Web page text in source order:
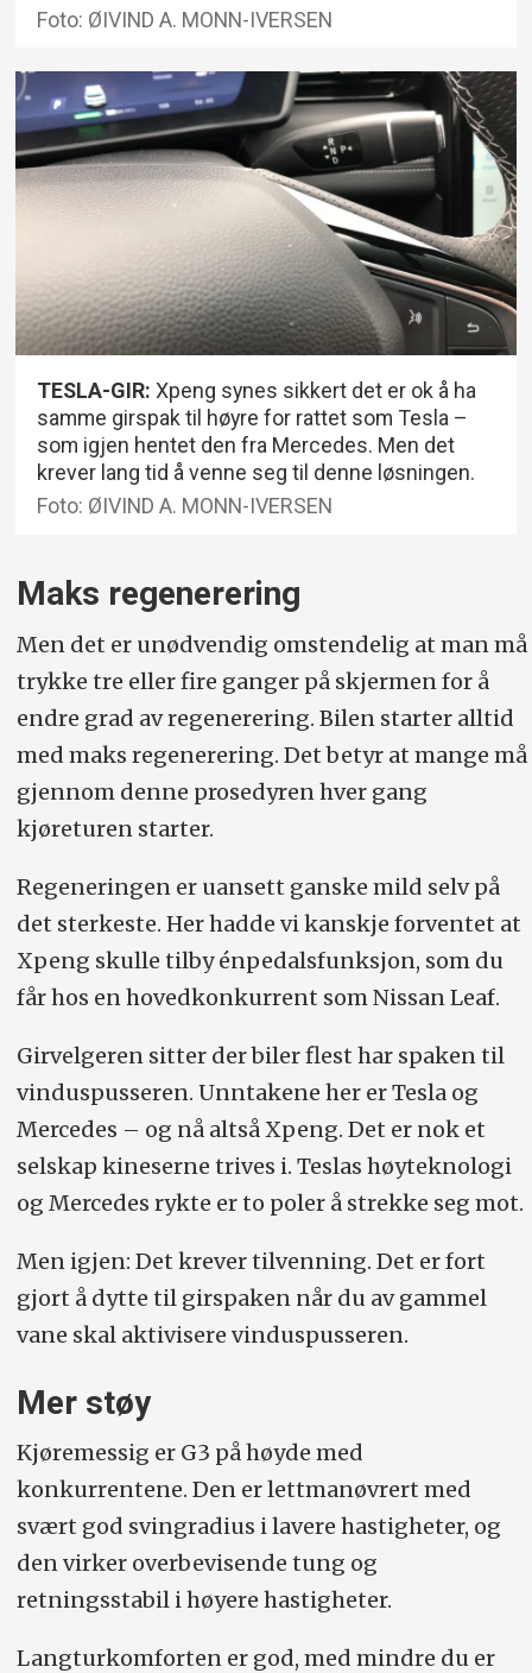
Foto: ØIVIND A. MONN-IVERSEN
TESLA-GIR: Xpeng synes sikkert det er ok å ha
samme girspak til høyre for rattet som Tesla –
som igjen hentet den fra Mercedes. Men det
krever lang tid å venne seg til denne løsningen.
Foto: ØIVIND A. MONN-IVERSEN
Maks regenerering
Men det er unødvendig omstendelig at man må
trykke tre eller fire ganger på skjermen for å
endre grad av regenerering. Bilen starter alltid
med maks regenerering. Det betyr at mange må
gjennom denne prosedyren hver gang
kjøreturen starter.
Regeneringen er uansett ganske mild selv på
det sterkeste. Her hadde vi kanskje forventet at
Xpeng skulle tilby énpedalsfunksjon, som du
får hos en hovedkonkurrent som Nissan Leaf.
Girvelgeren sitter der biler flest har spaken til
vinduspusseren. Unntakene her er Tesla og
Mercedes – og nå altså Xpeng. Det er nok et
selskap kineserne trives i. Teslas høyteknologi
og Mercedes rykte er to poler å strekke seg mot.
Men igjen: Det krever tilvenning. Det er fort
gjort å dytte til girspaken når du av gammel
vane skal aktivisere vinduspusseren.
Mer støy
Kjøremessig er G3 på høyde med
konkurrentene. Den er lettmanøvrert med
svært god svingradius i lavere hastigheter, og
den virker overbevisende tung og
retningsstabil i høyere hastigheter.
Langturkomforten er god, med mindre du er